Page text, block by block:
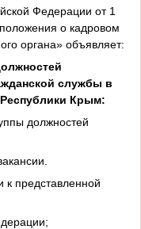
Федерации от 1
о кадровом
органа» объявляет:
службы в
Крым:
должностей
представленной